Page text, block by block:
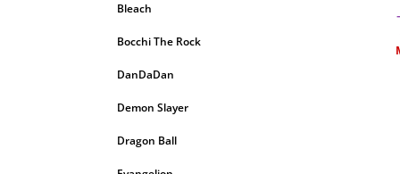
Bleach
Bocchi The Rock
DanDaDan
Demon Slayer
Dragon Ball